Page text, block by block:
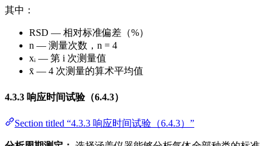
其中：
RSD — 相对标准偏差（%）
n — 测量次数，n = 4
xᵢ — 第 i 次测量值
x̄ — 4 次测量的算术平均值
4.3.3 响应时间试验（6.4.3）
Section titled “4.3.3 响应时间试验（6.4.3）”